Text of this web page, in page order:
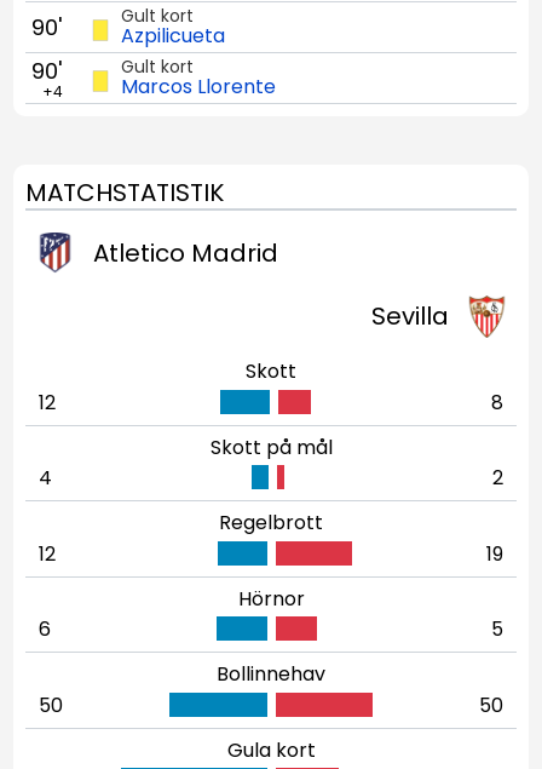
Gult kort
Azpilicueta
90'
Gult kort
Marcos Llorente
90'
+4
MATCHSTATISTIK
Atletico Madrid
Sevilla
Skott
12
8
Skott på mål
4
2
Regelbrott
12
19
Hörnor
6
5
Bollinnehav
50
50
Gula kort